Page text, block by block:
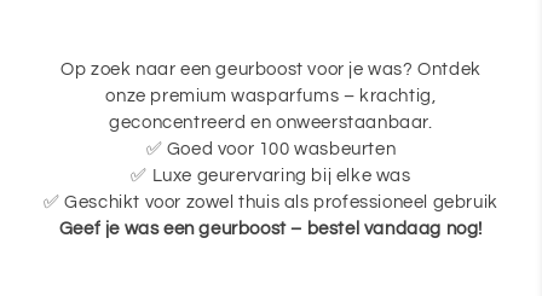
Op zoek naar een geurboost voor je was? Ontdek
onze premium wasparfums – krachtig,
geconcentreerd en onweerstaanbaar.
✅ Goed voor 100 wasbeurten
✅ Luxe geurervaring bij elke was
✅ Geschikt voor zowel thuis als professioneel gebruik
Geef je was een geurboost – bestel vandaag nog!